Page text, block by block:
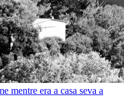
mentre era a casa seva a